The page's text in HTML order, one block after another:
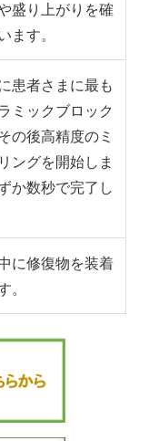
盛り上がりを確
ます。
患者さまに最も
ミックブロック
の後高精度のミ
ングを開始しま
か数秒で完了し
に修復物を装着
。